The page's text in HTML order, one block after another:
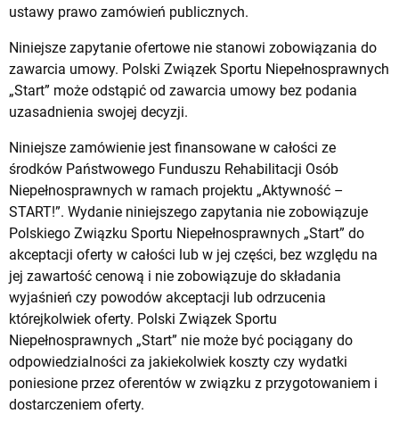
ustawy prawo zamówień publicznych.
Niniejsze zapytanie ofertowe nie stanowi zobowiązania do
zawarcia umowy. Polski Związek Sportu Niepełnosprawnych
„Start” może odstąpić od zawarcia umowy bez podania
uzasadnienia swojej decyzji.
Niniejsze zamówienie jest finansowane w całości ze
środków Państwowego Funduszu Rehabilitacji Osób
Niepełnosprawnych w ramach projektu „Aktywność –
START!”. Wydanie niniejszego zapytania nie zobowiązuje
Polskiego Związku Sportu Niepełnosprawnych „Start” do
akceptacji oferty w całości lub w jej części, bez względu na
jej zawartość cenową i nie zobowiązuje do składania
wyjaśnień czy powodów akceptacji lub odrzucenia
którejkolwiek oferty. Polski Związek Sportu
Niepełnosprawnych „Start” nie może być pociągany do
odpowiedzialności za jakiekolwiek koszty czy wydatki
poniesione przez oferentów w związku z przygotowaniem i
dostarczeniem oferty.